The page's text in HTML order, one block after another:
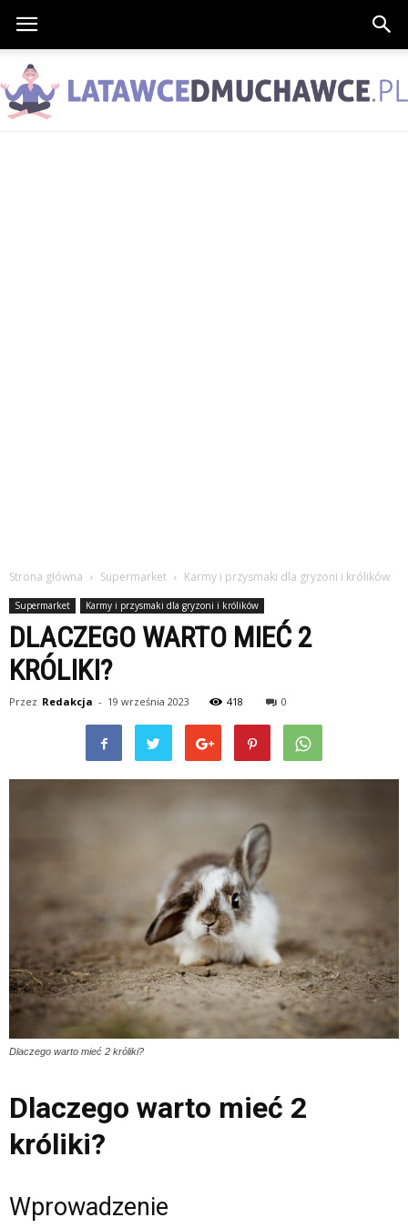
Strona główna Supermarket Karmy i przysmaki dla gryzoni i królików
Supermarket Karmy i przysmaki dla gryzoni i królików
DLACZEGO WARTO MIEĆ 2
KRÓLIKI?
Przez Redakcja - 19 września 2023 418 0
Dlaczego warto mieć 2 króliki?
Dlaczego warto mieć 2
króliki?
Wprowadzenie